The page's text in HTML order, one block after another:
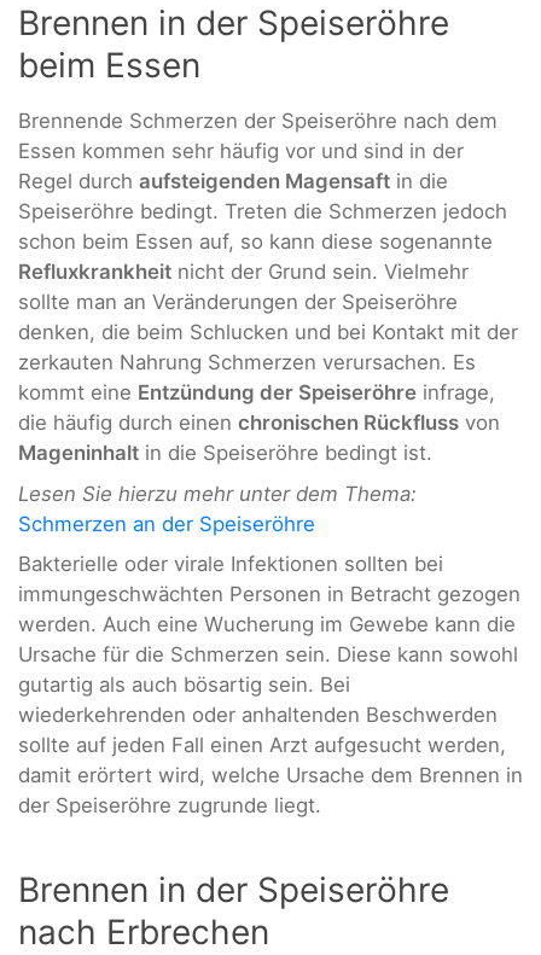
Brennen in der Speiseröhre
beim Essen
Brennende Schmerzen der Speiseröhre nach dem
Essen kommen sehr häufig vor und sind in der
Regel durch aufsteigenden Magensaft in die
Speiseröhre bedingt. Treten die Schmerzen jedoch
schon beim Essen auf, so kann diese sogenannte
Refluxkrankheit nicht der Grund sein. Vielmehr
sollte man an Veränderungen der Speiseröhre
denken, die beim Schlucken und bei Kontakt mit der
zerkauten Nahrung Schmerzen verursachen. Es
kommt eine Entzündung der Speiseröhre infrage,
die häufig durch einen chronischen Rückfluss von
Mageninhalt in die Speiseröhre bedingt ist.
Lesen Sie hierzu mehr unter dem Thema:
Schmerzen an der Speiseröhre
Bakterielle oder virale Infektionen sollten bei
immungeschwächten Personen in Betracht gezogen
werden. Auch eine Wucherung im Gewebe kann die
Ursache für die Schmerzen sein. Diese kann sowohl
gutartig als auch bösartig sein. Bei
wiederkehrenden oder anhaltenden Beschwerden
sollte auf jeden Fall einen Arzt aufgesucht werden,
damit erörtert wird, welche Ursache dem Brennen in
der Speiseröhre zugrunde liegt.
Brennen in der Speiseröhre
nach Erbrechen